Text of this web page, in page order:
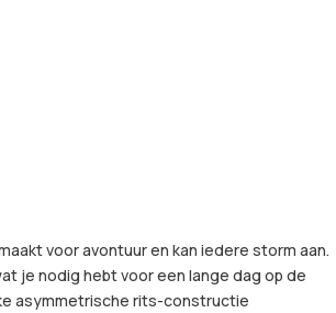
voor avontuur en kan iedere storm aan.
je nodig hebt voor een lange dag op de
asymmetrische rits-constructie